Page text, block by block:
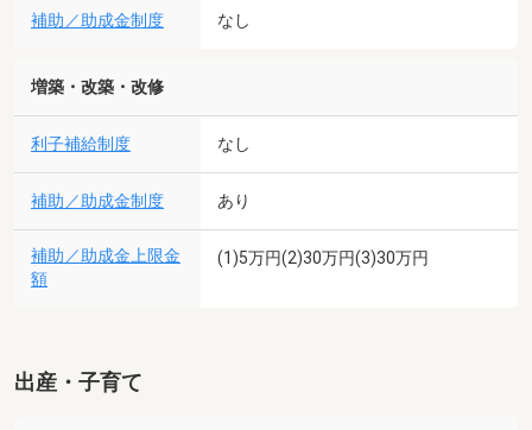
補助／助成金制度 なし
増築・改築・改修
利子補給制度 なし
補助／助成金制度 あり
補助／助成金上限金
額
(1)5万円(2)30万円(3)30万円
出産・子育て